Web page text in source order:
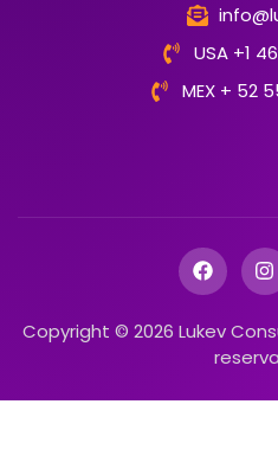
USA +1
MEX + 52
Copyright © 2026 Lukev